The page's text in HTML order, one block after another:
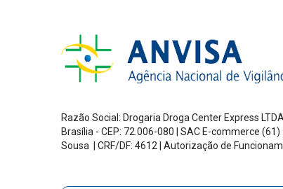
Razão Social: Drogaria Droga Center Express
Brasília - CEP: 72.006-080
| SAC E-commerce (61)
Sousa | CRF/DF: 4612 | Autorização de